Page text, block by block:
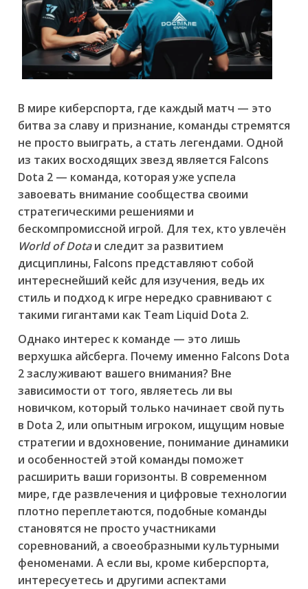
В мире киберспорта, где каждый матч — это
битва за славу и признание, команды стремятся
не просто выиграть, а стать легендами. Одной
из таких восходящих звезд является Falcons
Dota 2 — команда, которая уже успела
завоевать внимание сообщества своими
стратегическими решениями и
бескомпромиссной игрой. Для тех, кто увлечён
World of Dotaи следит за развитием
дисциплины, Falcons представляют собой
интереснейший кейс для изучения, ведь их
стиль и подход к игре нередко сравнивают с
такими гигантами как Team Liquid Dota 2.
Однако интерес к команде — это лишь
верхушка айсберга. Почему именно Falcons Dota
2 заслуживают вашего внимания? Вне
зависимости от того, являетесь ли вы
новичком, который только начинает свой путь
в Dota 2, или опытным игроком, ищущим новые
стратегии и вдохновение, понимание динамики
и особенностей этой команды поможет
расширить ваши горизонты. В современном
мире, где развлечения и цифровые технологии
плотно переплетаются, подобные команды
становятся не просто участниками
соревнований, а своеобразными культурными
феноменами. А если вы, кроме киберспорта,
интересуетесь и другими аспектами